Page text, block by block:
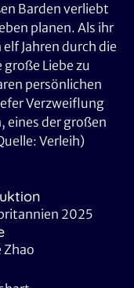
Barden verliebt
planen. Als ihr
Jahren durch die
Liebe zu
persönlichen
Verzweiflung
eines der großen
Verleih)
2025
Zhao